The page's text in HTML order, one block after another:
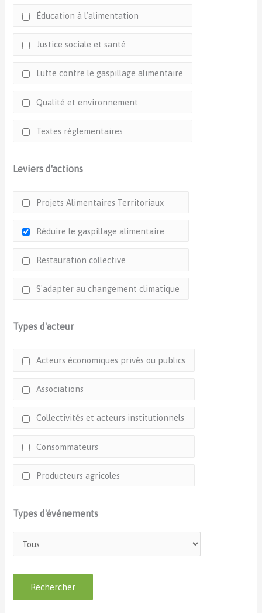
Éducation à l’alimentation
Justice sociale et santé
Lutte contre le gaspillage alimentaire
Qualité et environnement
Textes réglementaires
Leviers d'actions
Projets Alimentaires Territoriaux
Réduire le gaspillage alimentaire
Restauration collective
S'adapter au changement climatique
Types d'acteur
Acteurs économiques privés ou publics
Associations
Collectivités et acteurs institutionnels
Consommateurs
Producteurs agricoles
Types d'événements